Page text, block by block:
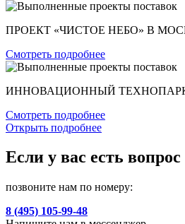
ПРОЕКТ «ЧИСТОЕ НЕБО» В
Смотреть подробнее
ИННОВАЦИОННЫЙ
Смотреть подробнее
Открыть подробнее
Если у вас есть вопрос
позвоните нам по номеру:
8 (495) 105-99-48